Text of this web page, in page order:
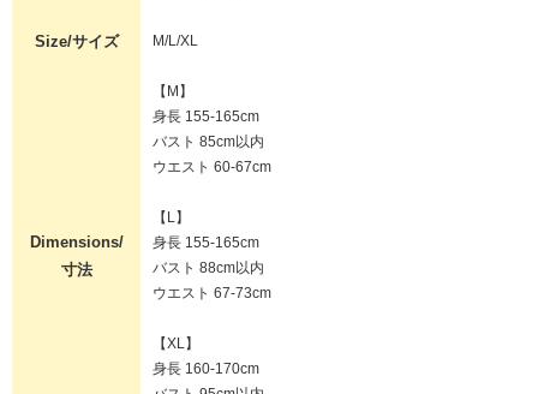
Size/サイズ M/L/XL
Dimensions/
寸法
【M】
身長 155-165cm
バスト 85cm以内
ウエスト 60-67cm
【L】
身長 155-165cm
バスト 88cm以内
ウエスト 67-73cm
【XL】
身長 160-170cm